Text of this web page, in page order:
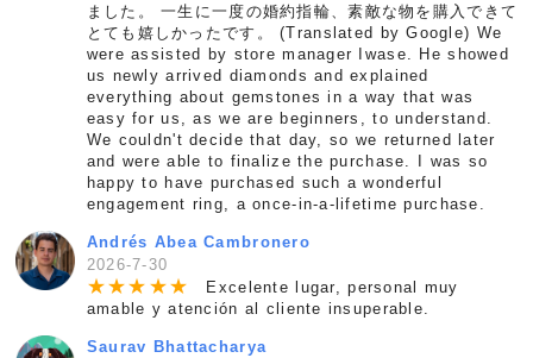
ました。 一生に一度の婚約指輪、素敵な物を購入できて
とても嬉しかったです。 (Translated by Google) We
were assisted by store manager Iwase. He showed
us newly arrived diamonds and explained
everything about gemstones in a way that was
easy for us, as we are beginners, to understand.
We couldn't decide that day, so we returned later
and were able to finalize the purchase. I was so
happy to have purchased such a wonderful
engagement ring, a once-in-a-lifetime purchase.
Andrés Abea Cambronero
2026-7-30
★★★ ★★
Excelente lugar, personal muy
amable y atención al cliente insuperable.
Saurav Bhattacharya